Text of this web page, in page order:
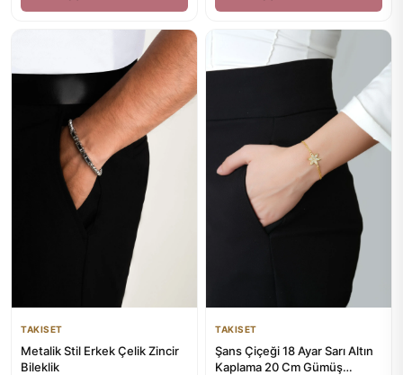
TAKISET
Metalik Stil Erkek Çelik Zincir
Bileklik
TAKISET
Şans Çiçeği 18 Ayar Sarı Altın
Kaplama 20 Cm Gümüş